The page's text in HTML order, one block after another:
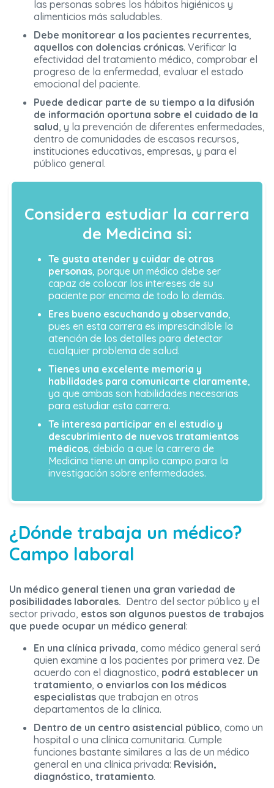
las personas sobres los hábitos higiénicos y
alimenticios más saludables.
Debe monitorear a los pacientes recurrentes,
aquellos con dolencias crónicas. Verificar la
efectividad del tratamiento médico, comprobar el
progreso de la enfermedad, evaluar el estado
emocional del paciente.
Puede dedicar parte de su tiempo a la difusión
de información oportuna sobre el cuidado de la
salud, y la prevención de diferentes enfermedades,
dentro de comunidades de escasos recursos,
instituciones educativas, empresas, y para el
público general.
Considera estudiar la carrera
de Medicina si:
Te gusta atender y cuidar de otras
personas, porque un médico debe ser
capaz de colocar los intereses de su
paciente por encima de todo lo demás.
Eres bueno escuchando y observando,
pues en esta carrera es imprescindible la
atención de los detalles para detectar
cualquier problema de salud.
Tienes una excelente memoria y
habilidades para comunicarte claramente,
ya que ambas son habilidades necesarias
para estudiar esta carrera.
Te interesa participar en el estudio y
descubrimiento de nuevos tratamientos
médicos, debido a que la carrera de
Medicina tiene un amplio campo para la
investigación sobre enfermedades.
¿Dónde trabaja un médico?
Campo laboral
Un médico general tienen una gran variedad de
posibilidades laborales. Dentro del sector público y el
sector privado, estos son algunos puestos de trabajos
que puede ocupar un médico general:
En una clínica privada, como médico general será
quien examine a los pacientes por primera vez. De
acuerdo con el diagnostico, podrá establecer un
tratamiento, o enviarlos con los médicos
especialistas que trabajan en otros
departamentos de la clínica.
Dentro de un centro asistencial público, como un
hospital o una clínica comunitaria. Cumple
funciones bastante similares a las de un médico
general en una clínica privada: Revisión,
diagnóstico, tratamiento.